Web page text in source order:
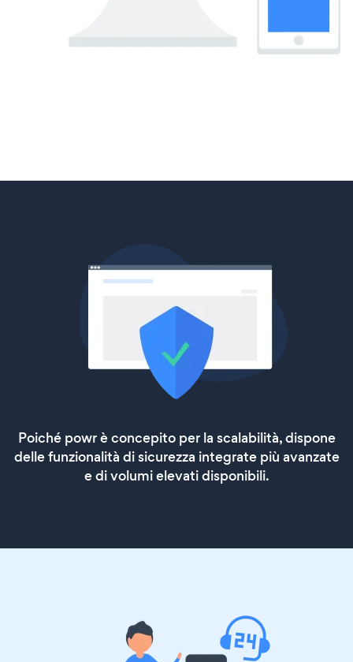
Poiché powr è concepito per la scalabilità, dispone
delle funzionalità di sicurezza integrate più avanzate
e di volumi elevati disponibili.